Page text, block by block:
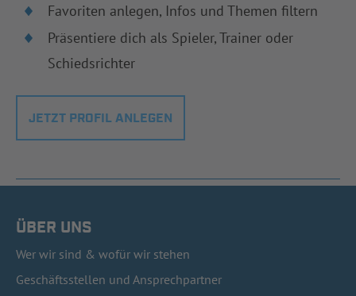
Favoriten anlegen, Infos und Themen filtern
Präsentiere dich als Spieler, Trainer oder
Schiedsrichter
JETZT PROFIL ANLEGEN
ÜBER UNS
Wer wir sind & wofür wir stehen
Geschäftsstellen und Ansprechpartner